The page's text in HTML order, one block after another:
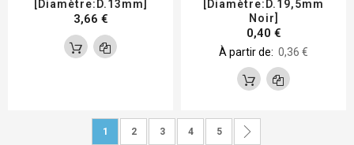
[Diamètre:D.13mm]
3,66 €
[Diamètre:D.19,5mm
Noir]
0,40 €
À partir de 0,36 €
Vous lisez actuellement la page
1 Page
2 Page
3 Page
4 Page
5